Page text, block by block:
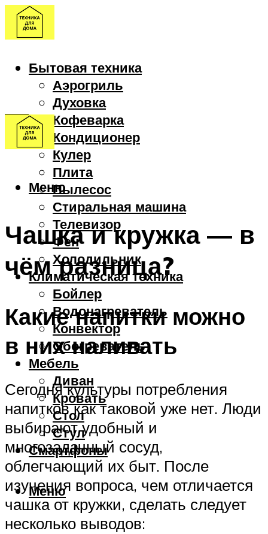
Бытовая техника
Аэрогриль
Духовка
Кофеварка
Кондиционер
Кулер
Плита
Пылесос
Стиральная машина
Телевизор
Фен
Холодильник
Климатическая техника
Бойлер
Водонагреватель
Конвектор
Обогреватель
Мебель
Диван
Кровать
Стол
Стул
Смартфоны
Меню
Меню
Чашка и кружка — в
чём разница?
Какие напитки можно
в них наливать
Сегодня культуры потребления
напитков как таковой уже нет. Люди
выбирают удобный и
многозадачный сосуд,
облегчающий их быт. После
изучения вопроса, чем отличается
чашка от кружки, сделать следует
несколько выводов: